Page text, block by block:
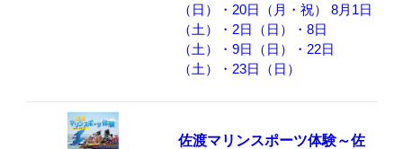
（日）・20日（月・祝） 8月1日
（土）・2日（日）・8日
（土）・9日（日）・22日
（土）・23日（日）
佐渡マリンスポーツ体験～佐